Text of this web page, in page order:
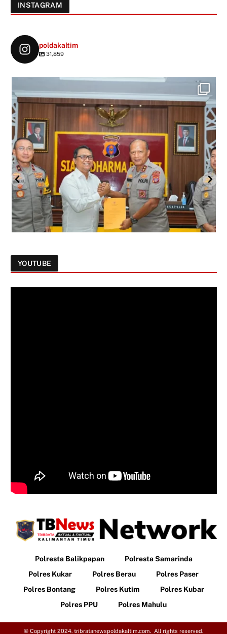
INSTAGRAM
poldakaltim
31,859
YOUTUBE
Polresta Balikpapan
Polresta Samarinda
Polres Kukar
Polres Berau
Polres Paser
Polres Bontang
Polres Kutim
Polres Kubar
Polres PPU
Polres Mahulu
© Copyright 2024. tribratanewspoldakaltim.com. All rights reserved.